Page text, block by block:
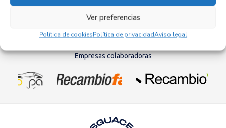
Ver preferencias
Política de cookiesPolítica de privacidadAviso legal
Empresas colaboradoras